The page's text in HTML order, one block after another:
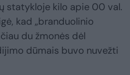
statykloje kilo apie 00 val.
kad „branduolinio
du žmonės dėl
dūmais buvo nuvežti